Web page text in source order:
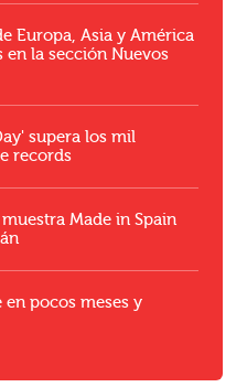
Europa, Asia y América
en la sección Nuevos
supera los mil
records
Made in Spain
pocos meses y